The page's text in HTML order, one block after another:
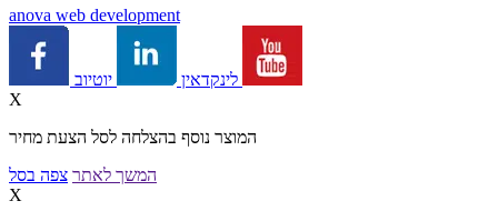
anova web development
לינקדאין
X
המוצר נוסף בהצלחה לסל הצעת מחיר
המשך לאתר צפה בסל
X